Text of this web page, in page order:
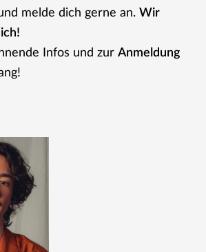
melde dich gerne an.Wir
Infos und zurAnmeldung